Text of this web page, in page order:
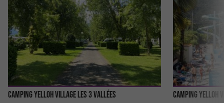
Camping YELLOH Village Les 3 Vallées Camping